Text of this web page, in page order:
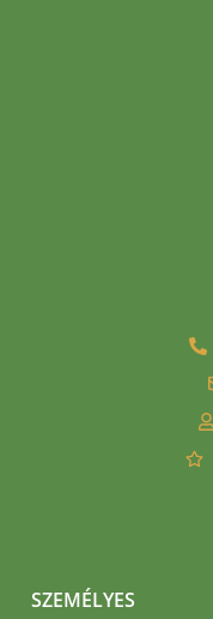
SZEMÉLYES